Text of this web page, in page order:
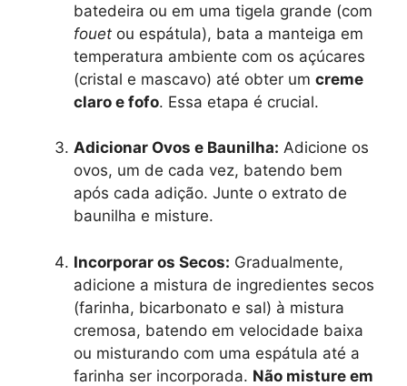
batedeira ou em uma tigela grande (com
fouet ou espátula), bata a manteiga em
temperatura ambiente com os açúcares
(cristal e mascavo) até obter um creme
claro e fofo. Essa etapa é crucial.
Adicionar Ovos e Baunilha: Adicione os
ovos, um de cada vez, batendo bem
após cada adição. Junte o extrato de
baunilha e misture.
Incorporar os Secos: Gradualmente,
adicione a mistura de ingredientes secos
(farinha, bicarbonato e sal) à mistura
cremosa, batendo em velocidade baixa
ou misturando com uma espátula até a
farinha ser incorporada. Não misture em